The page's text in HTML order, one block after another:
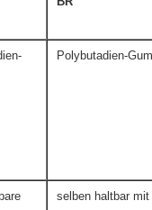
Polybutadien-
selben haltbar mit